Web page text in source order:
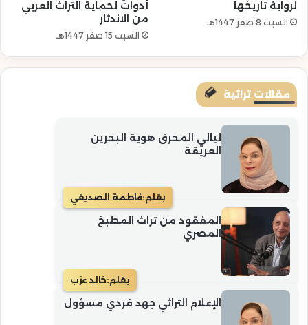
لرواية تاريخها
السبت 8 صفر 1447هـ
أدوات لحماية التراث العربي
من الاندثار
السبت 15 صفر 1447هـ
مقالات تراثية
ليالي المحرق هوية البحرين
العريقة
بقلم:فاطمة الصديقي
المفقود من تراث المطبخ
المصري
بقلم:خالد عزب
الإعلام التراثي جهد فردي مسؤول